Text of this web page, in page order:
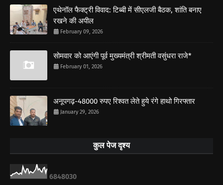
एथेनॉल फैक्ट्री विवाद: टिब्बी में सीएलजी बैठक, शांति बनाए
रखने की अपील
February 09, 2026
सोमवार को आएंगी पूर्व मुख्यमंत्री श्रीमती वसुंधरा राजे*
February 01, 2026
अनूपगढ़-48000 रुपए रिश्वत लेते हुये रंगे हाथो गिरफ्तार
January 29, 2026
कुल पेज दृश्य
6848030